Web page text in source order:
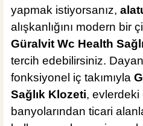
yapmak istiyorsanız,
alışkanlığını modern bir
Güralvit Wc Health
tercih edebilirsiniz.
fonksiyonel iç takımıyla
Sağlık Klozeti, evlerdeki
banyolarından ticari